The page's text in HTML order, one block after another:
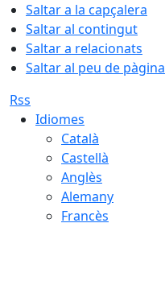
Saltar a la capçalera
Saltar al contingut
Saltar a relacionats
Saltar al peu de pàgina
Rss
Idiomes
Català
Castellà
Anglès
Alemany
Francès